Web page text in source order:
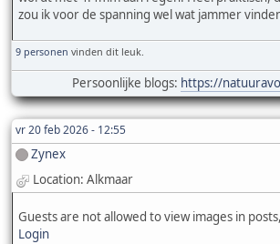
zou ik voor de spanning wel wat jammer
9 personen vinden dit leuk.
Persoonlijke blogs: https://
vr 20 feb 2026 - 12:55
Zynex
Location: Alkmaar
Guests are not allowed to view images in
Login